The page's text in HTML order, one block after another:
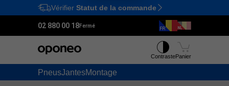
Ctrl M
Vérifier Statut de la commande
02 880 00 18Fermé
PneusJantesMontage
ContrastePanier